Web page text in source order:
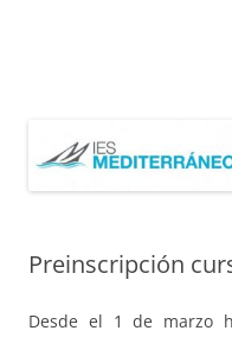
Preinscripción
Desde el 1 de marzo